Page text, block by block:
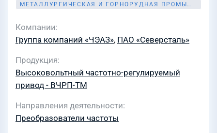
МЕТАЛЛУРГИЧЕСКАЯ И ГОРНОРУДНАЯ ПРОМЫШЛЕННОСТЬ
Компании
Группа компаний «ЧЭАЗ», ПАО «Северсталь»
Продукция
Высоковольтный частотно-регулируемый
привод - ВЧРП-ТМ
Направления деятельности
Преобразователи частоты